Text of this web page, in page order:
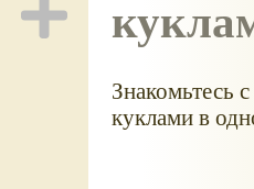
Знакомьтесь
куклами в